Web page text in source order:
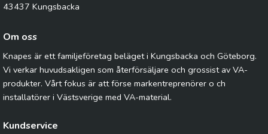
43437 Kungsbacka
Om oss
Knapes är ett familjeföretag beläget i Kungsbacka och Göteborg.
Vi verkar huvudsakligen som återförsäljare och grossist av VA-
produkter. Vårt fokus är att förse markentreprenörer o ch
installatörer i Västsverige med VA-material.
Kundservice